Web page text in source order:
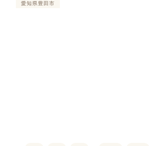
愛知県豊田市